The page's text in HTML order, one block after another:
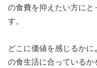
の食費を抑えたい方にと
す。
どこに価値を感じるか
の食生活に合っているか